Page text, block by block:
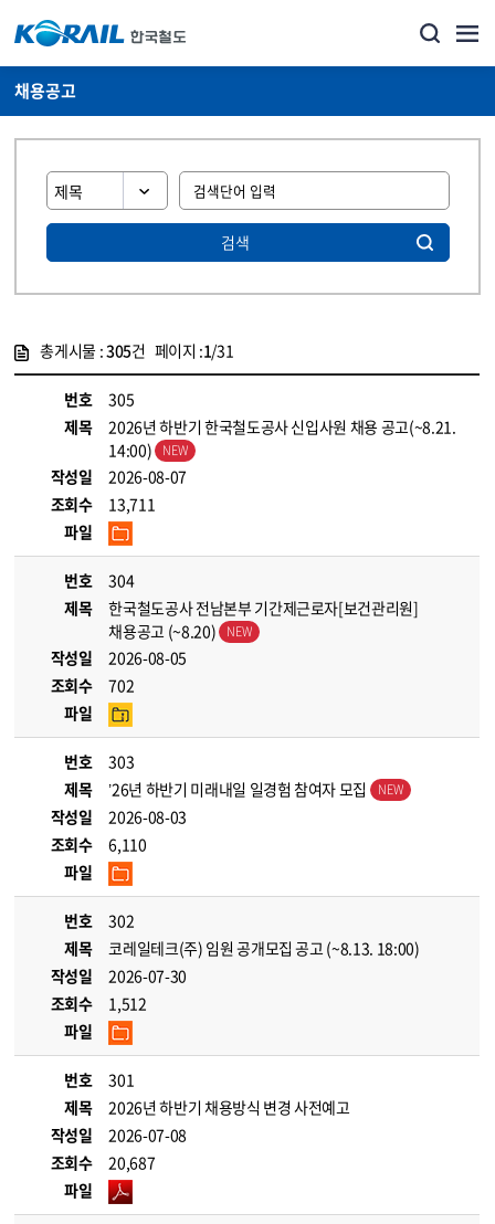
채용공고
검색
총게시물 :305건 페이지 :1/31
번호
305
제목
2026년 하반기 한국철도공사 신입사원 채용 공고(~8.21.
14:00)
작성일
2026-08-07
조회수
13,711
파일
번호
304
제목
한국철도공사 전남본부 기간제근로자[보건관리원]
채용공고 (~8.20)
작성일
2026-08-05
조회수
702
파일
번호
303
제목
’26년 하반기 미래내일 일경험 참여자 모집
작성일
2026-08-03
조회수
6,110
파일
번호
302
제목
코레일테크(주) 임원 공개모집 공고 (~8.13. 18:00)
작성일
2026-07-30
조회수
1,512
파일
번호
301
제목
2026년 하반기 채용방식 변경 사전예고
작성일
2026-07-08
조회수
20,687
파일